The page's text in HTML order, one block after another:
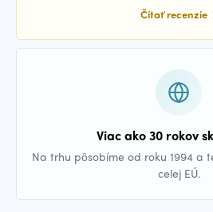
Čítať recenzie
Viac ako 30 rokov
Na trhu pôsobíme od roku 1994 a
celej EÚ.